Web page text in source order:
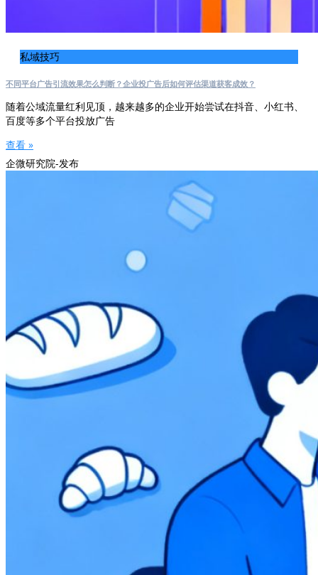
私域技巧
不同平台广告引流效果怎么判断？企业投广告后如何评估渠道获客成效？
随着公域流量红利见顶，越来越多的企业开始尝试在抖音、小红书、
百度等多个平台投放广告
查看 »
企微研究院-发布